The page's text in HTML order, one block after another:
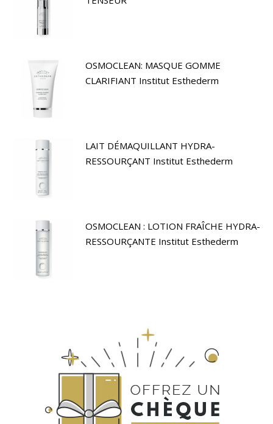
OSMOCLEAN: MASQUE GOMME
CLARIFIANT Institut Esthederm
LAIT DÉMAQUILLANT HYDRA-
RESSOURÇANT Institut Esthederm
OSMOCLEAN : LOTION FRAÎCHE HYDRA-
RESSOURÇANTE Institut Esthederm